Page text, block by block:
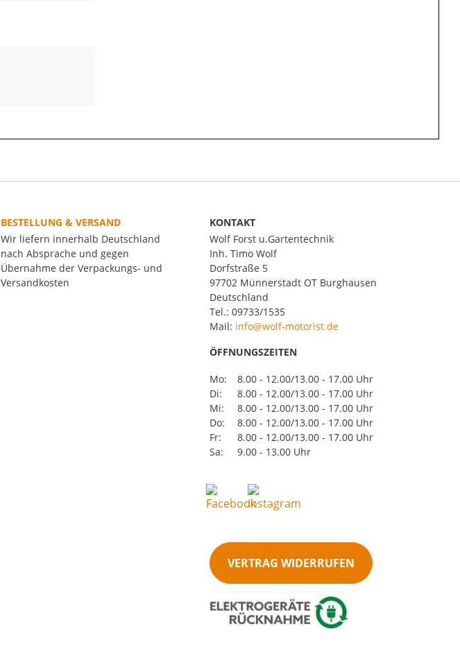
BESTELLUNG & VERSAND
Wir liefern innerhalb Deutschland
nach Absprache und gegen
Übernahme der Verpackungs- und
Versandkosten
KONTAKT
Wolf Forst u.Gartentechnik
Inh. Timo Wolf
Dorfstraße 5
97702 Münnerstadt OT Burghausen
Deutschland
Tel.: 09733/1535
Mail:
ÖFFNUNGSZEITEN
Mo:
8.00 - 12.00/13.00 - 17.00 Uhr
Di:
8.00 - 12.00/13.00 - 17.00 Uhr
Mi:
8.00 - 12.00/13.00 - 17.00 Uhr
Do:
8.00 - 12.00/13.00 - 17.00 Uhr
Fr:
8.00 - 12.00/13.00 - 17.00 Uhr
Sa:
9.00 - 13.00 Uhr
VERTRAG WIDERRUFEN